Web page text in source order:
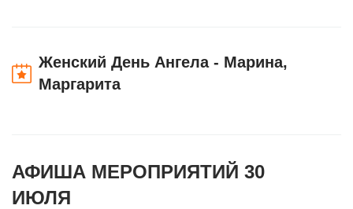
Женский День Ангела - Марина,
Маргарита
АФИША МЕРОПРИЯТИЙ 30
ИЮЛЯ